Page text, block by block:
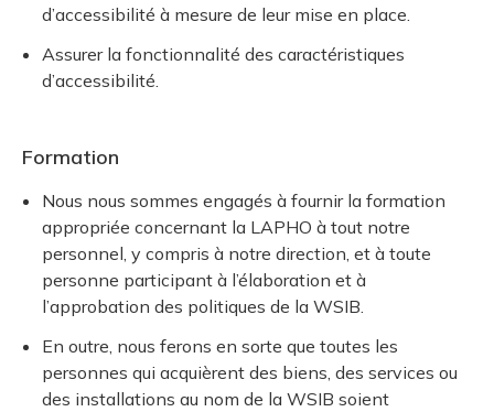
d’accessibilité à mesure de leur mise en place.
Assurer la fonctionnalité des caractéristiques
d’accessibilité.
Formation
Nous nous sommes engagés à fournir la formation
appropriée concernant la LAPHO à tout notre
personnel, y compris à notre direction, et à toute
personne participant à l’élaboration et à
l’approbation des politiques de la WSIB.
En outre, nous ferons en sorte que toutes les
personnes qui acquièrent des biens, des services ou
des installations au nom de la WSIB soient